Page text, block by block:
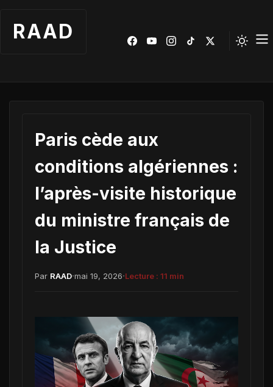
RAAD
Paris cède aux
conditions algériennes :
l’après-visite historique
du ministre français de
la Justice
Par RAAD·mai 19, 2026·Lecture : 11 min